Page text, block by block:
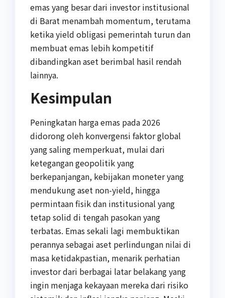
emas yang besar dari investor institusional
di Barat menambah momentum, terutama
ketika yield obligasi pemerintah turun dan
membuat emas lebih kompetitif
dibandingkan aset berimbal hasil rendah
lainnya.
Kesimpulan
Peningkatan harga emas pada 2026
didorong oleh konvergensi faktor global
yang saling memperkuat, mulai dari
ketegangan geopolitik yang
berkepanjangan, kebijakan moneter yang
mendukung aset non-yield, hingga
permintaan fisik dan institusional yang
tetap solid di tengah pasokan yang
terbatas. Emas sekali lagi membuktikan
perannya sebagai aset perlindungan nilai di
masa ketidakpastian, menarik perhatian
investor dari berbagai latar belakang yang
ingin menjaga kekayaan mereka dari risiko